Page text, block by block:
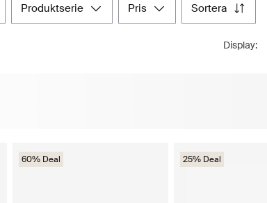
produktserie pris sortera
Display:
60% Deal 25% Deal